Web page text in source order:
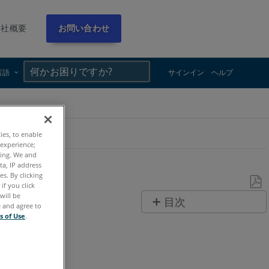
概要 お問い合わせ
語 サインイン ヘルプ
と
目次
to enable
We and
IP address
By clicking
if you click
be
and agree to
of Use.